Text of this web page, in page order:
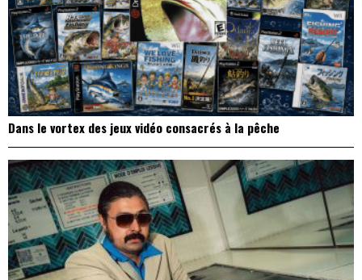
Dans le vortex des jeux vidéo consacrés à la pêche